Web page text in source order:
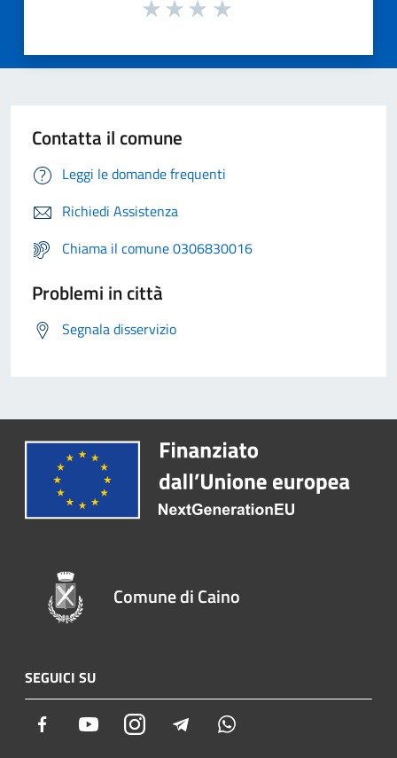
Contatta il comune
Leggi le domande frequenti
Richiedi Assistenza
Chiama il comune 0306830016
Problemi in città
Segnala disservizio
Comune di Caino
SEGUICI SU
Facebook YoutubeInstagram Telegram